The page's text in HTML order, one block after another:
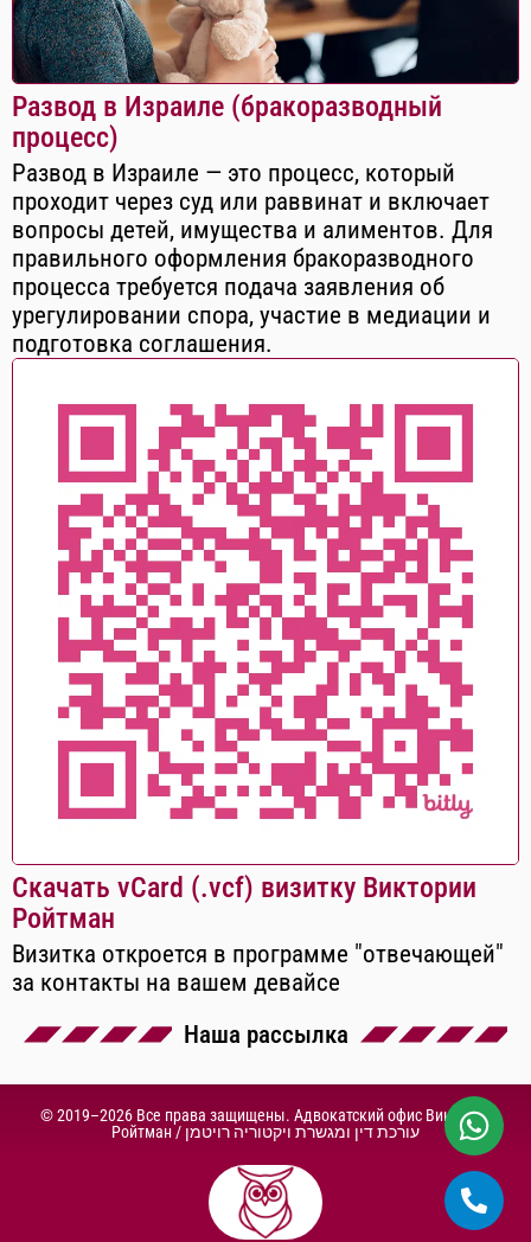
Развод в Израиле (бракоразводный
процесс)
Развод в Израиле — это процесс, который
проходит через суд или раввинат и включает
вопросы детей, имущества и алиментов. Для
правильного оформления бракоразводного
процесса требуется подача заявления об
урегулировании спора, участие в медиации и
подготовка соглашения.
Скачать vCard (.vcf) визитку Виктории
Ройтман
Визитка откроется в программе "отвечающей"
за контакты на вашем девайсе
Наша рассылка
© 2019–2026 Все права защищены. Адвокатский офис Виктории
Ройтман / עורכת דין ומגשרת ויקטוריה רויטמן